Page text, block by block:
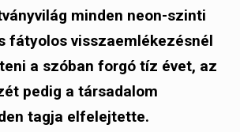
minden neon-szinti
fátyolos visszaemlékezésnél
a szóban forgó tíz évet, az
pedig a társadalom
tagja elfelejtette.